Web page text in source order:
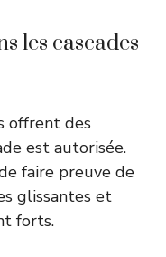
les cascades
offrent des
est autorisée.
faire preuve de
glissantes et
forts.